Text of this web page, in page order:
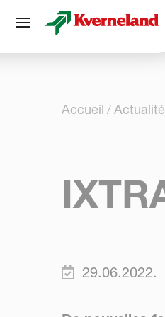
Accueil
29.06.2022.
Panneau de gestion des